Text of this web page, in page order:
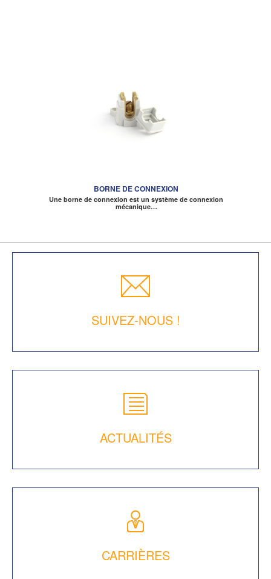
BORNE DE CONNEXION
Une borne de connexion est un système de connexion
mécanique…
SUIVEZ-NOUS !
ACTUALITÉS
CARRIÈRES